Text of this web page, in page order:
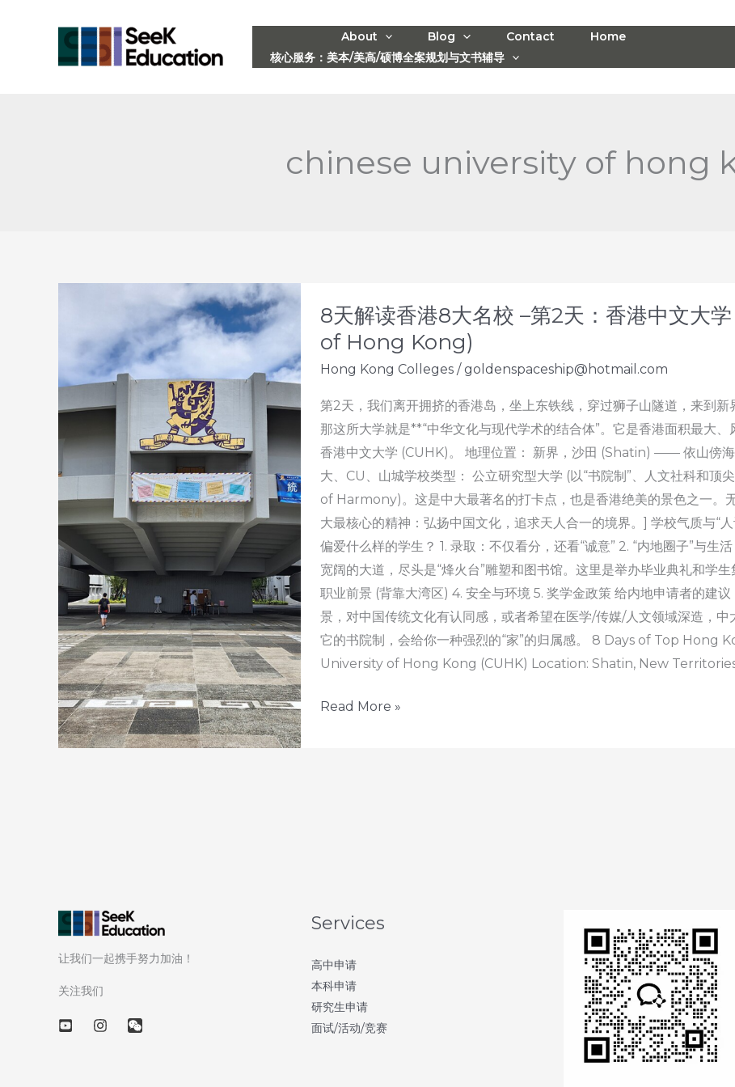
About Blog Contact
Home
核心服务：美本/美高/硕博全案规划与文书辅导
chinese university of hong
8天解读香港8大名校 –第2天：香港中文
of Hong Kong)
Hong Kong Colleges / goldenspaceship@hotmail.com
第2天，我们离开拥挤的香港岛，坐上东铁线，穿过狮子山隧道，来到新
那这所大学就是**“中华文化与现代学术的结合体”。它是香港面积最大
香港中文大学 (CUHK)。 地理位置： 新界，沙田 (Shatin) —— 依山傍
大、CU、山城学校类型： 公立研究型大学 (以“书院制”、人文社科和顶
of Harmony)。这是中大最著名的打卡点，也是香港绝美的景色之一。
大最核心的精神：弘扬中国文化，追求天人合一的境界。] 学校气质与“
偏爱什么样的学生？ 1. 录取：不仅看分，还看“诚意” 2. “内地圈子”与
宽阔的大道，尽头是“烽火台”雕塑和图书馆。这里是举办毕业典礼和学
职业前景 (背靠大湾区) 4. 安全与环境 5. 奖学金政策 给内地申请者的建
景，对中国传统文化有认同感，或者希望在医学/传媒/人文领域深造，
它的书院制，会给你一种强烈的“家”的归属感。 8 Days of Top Hong
University of Hong Kong (CUHK) Location: Shatin, New
8
校
第
2
天：
香
Read More »
让我们一起携手努力加油！
关注我们
Services
高中申请
本科申请
研究生申请
面试/活动/竞赛